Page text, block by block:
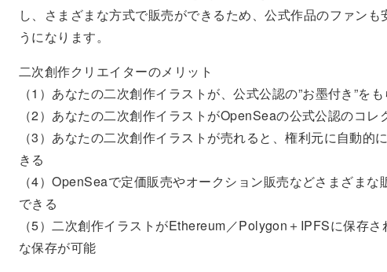
し、さまざまな方式で販売ができるため、公式作品のファンも
うになります。
二次創作クリエイターのメリット
（1）あなたの二次創作イラストが、公式公認の”お墨付き”を
（2）あなたの二次創作イラストがOpenSeaの公式公認のコレ
（3）あなたの二次創作イラストが売れると、権利元に自動的
きる
（4）OpenSeaで定価販売やオークション販売などさまざま
できる
（5）二次創作イラストがEthereum／Polygon＋IPFSに保存
な保存が可能